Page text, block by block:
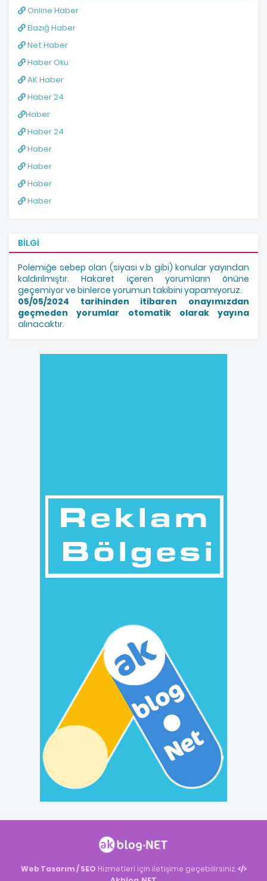
Online Haber
Elazığ Haber
Net Haber
Haber Oku
AK Haber
Haber 24
Haber
Haber 24
Haber
Haber
Haber
Haber
BILGI
Polemiğe sebep olan (siyasi v.b gibi) konular yayından
kaldırılmıştır. Hakaret içeren yorumların önüne
geçemiyor ve binlerce yorumun takibini yapamıyoruz.
05/05/2024 tarihinden itibaren onayımızdan
geçmeden yorumlar otomatik olarak yayına
alınacaktır.
Web Tasarım / SEO Hizmetleri için iletişime geçebilirsiniz.